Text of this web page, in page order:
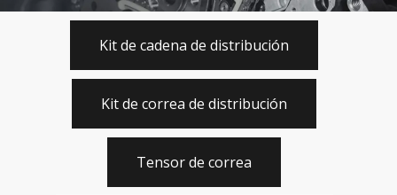
Kit de cadena de distribución
Kit de correa de distribución
Tensor de correa